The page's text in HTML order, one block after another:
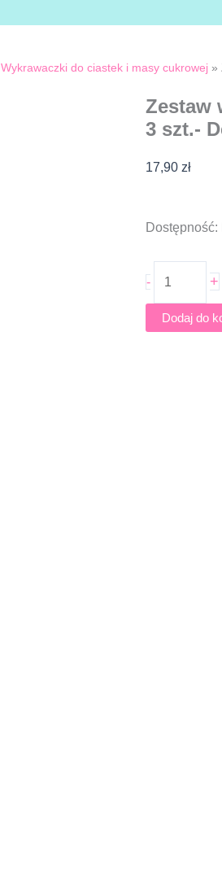
Wykrawaczki do ciastek i masy cukrowej »
Zestaw
3 szt.-
17,90 zł
Dostępność:
-
ilość
KWADRATY
szt.-
+
Dodaj do